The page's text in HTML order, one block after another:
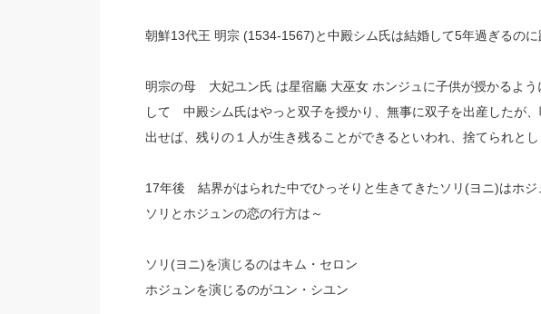
朝鮮13代王 明宗 (1534-1567)と中殿シム氏は結婚して5年過ぎるのに
明宗の母 大妃ユン氏 は星宿廳 大巫女 ホンジュに子供が授かるよ
して 中殿シム氏はやっと双子を授かり、無事に双子を出産したが
出せば、残りの１人が生き残ることができるといわれ、捨てられとし
17年後 結界がはられた中でひっそりと生きてきたソリ(ヨニ)はホジ
ソリとホジュンの恋の行方は～
ソリ(ヨニ)を演じるのはキム・セロン
ホジュンを演じるのがユン・シユン